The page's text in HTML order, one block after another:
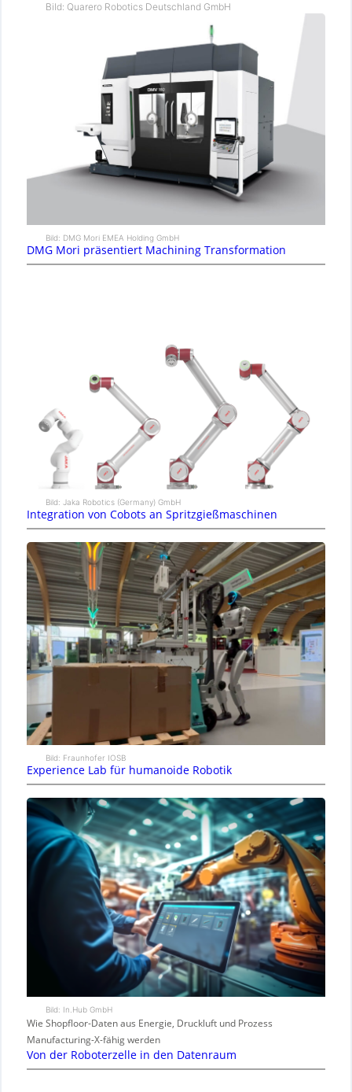
Bild: Quarero Robotics Deutschland GmbH
Bild: DMG Mori EMEA Holding GmbH
DMG Mori präsentiert Machining Transformation
Bild: Jaka Robotics (Germany) GmbH
Integration von Cobots an Spritzgießmaschinen
Bild: Fraunhofer IOSB
Experience Lab für humanoide Robotik
Bild: In.Hub GmbH
Wie Shopfloor-Daten aus Energie, Druckluft und Prozess
Manufacturing-X-fähig werden
Von der Roboterzelle in den Datenraum